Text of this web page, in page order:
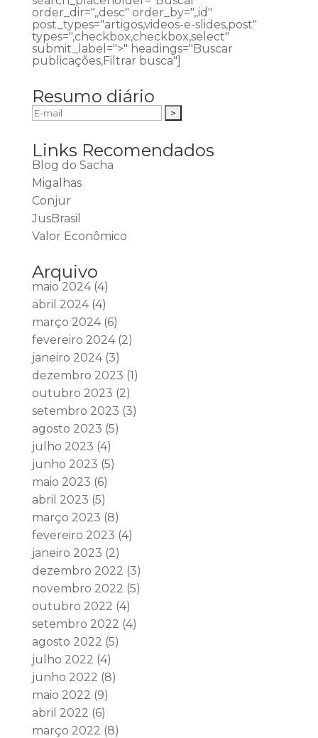
order_dir=",,desc" order_by=",,id"
post_types="artigos,videos-e-slides,post"
types=",checkbox,checkbox,select"
submit_label=">" headings="Buscar
publicações,Filtrar busca"]
Resumo diário
Links Recomendados
Blog do Sacha
Migalhas
Conjur
JusBrasil
Valor Econômico
Arquivo
maio 2024(4)
abril 2024(4)
março 2024(6)
fevereiro 2024(2)
janeiro 2024(3)
dezembro 2023 (1)
outubro 2023 (2)
setembro 2023 (3)
agosto 2023 (5)
julho 2023 (4)
junho 2023 (5)
maio 2023 (6)
abril 2023 (5)
março 2023 (8)
fevereiro 2023 (4)
janeiro 2023 (2)
dezembro 2022 (3)
novembro 2022 (5)
outubro 2022 (4)
setembro 2022 (4)
agosto 2022 (5)
julho 2022 (4)
junho 2022 (8)
maio 2022 (9)
abril 2022 (6)
março 2022 (8)